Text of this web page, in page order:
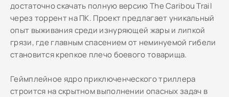
достаточно скачать полную версию The Caribou Trail
через торрент на ПК. Проект предлагает уникальный
опыт выживания среди изнуряющей жары и липкой
грязи, где главным спасением от неминуемой гибели
становится крепкое плечо боевого товарища.
Геймплейное ядро приключенческого триллера
строится на скрытном выполнении опасных задач в